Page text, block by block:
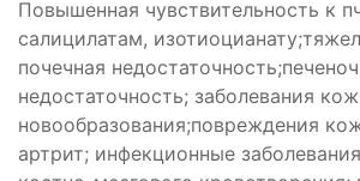
Повышенная чувствительность к
салицилатам,
почечная
недостаточность; заболевания
новообразования;повреждения
артрит; инфекционные